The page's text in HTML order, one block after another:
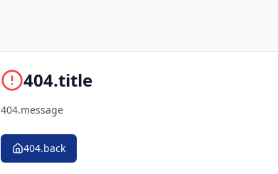
404.title
404.message
404.back